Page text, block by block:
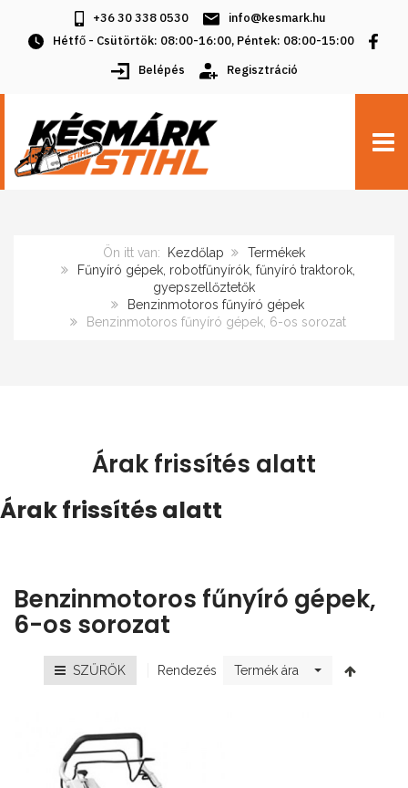
+36 30 338 0530
info@kesmark.hu
Hétfő - Csütörtök: 08:00-16:00, Péntek: 08:00-15:00
Belépés
Regisztráció
Ön itt van: Kezdőlap
Termékek
Fűnyíró gépek, robotfűnyírók, fűnyíró traktorok,
gyepszellőztetők
Benzinmotoros fűnyíró gépek
Benzinmotoros fűnyíró gépek, 6-os sorozat
Árak frissítés alatt
Árak frissítés alatt
Benzinmotoros fűnyíró gépek,
6-os sorozat
SZŰRŐK Rendezés Termék ára